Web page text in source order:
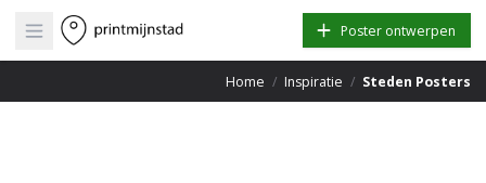
Open main menu Poster ontwerpen
Home / Inspiratie / Steden Posters